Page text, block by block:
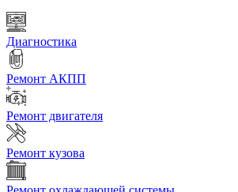
Диагностика
Ремонт АКПП
Ремонт двигателя
Ремонт кузова